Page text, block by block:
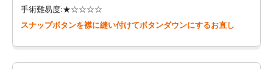
手術難易度:★☆☆☆☆
スナップボタンを襟に縫い付けてボタンダウンにするお直し